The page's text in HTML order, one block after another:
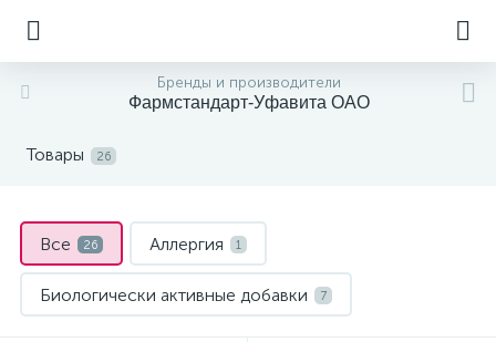
Бренды и производители
Фармстандарт-Уфавита ОАО
Товары 26
Все 26 Аллергия 1
Биологически активные добавки 7